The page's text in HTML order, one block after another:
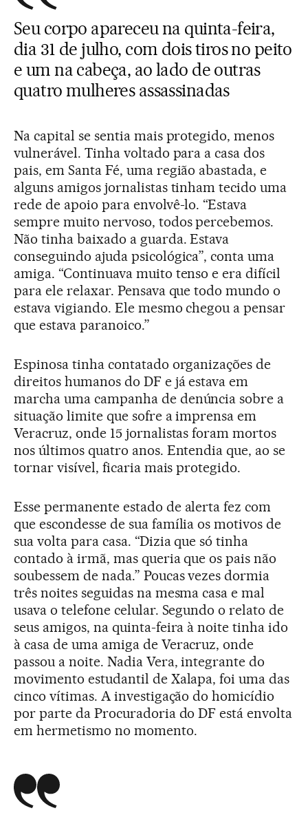
Seu corpo apareceu na quinta-feira,
dia 31 de julho, com dois tiros no peito
e um na cabeça, ao lado de outras
quatro mulheres assassinadas
Na capital se sentia mais protegido, menos
vulnerável. Tinha voltado para a casa dos
pais, em Santa Fé, uma região abastada, e
alguns amigos jornalistas tinham tecido uma
rede de apoio para envolvê-lo. “Estava
sempre muito nervoso, todos percebemos.
Não tinha baixado a guarda. Estava
conseguindo ajuda psicológica”, conta uma
amiga. “Continuava muito tenso e era difícil
para ele relaxar. Pensava que todo mundo o
estava vigiando. Ele mesmo chegou a pensar
que estava paranoico.”
Espinosa tinha contatado organizações de
direitos humanos do DF e já estava em
marcha uma campanha de denúncia sobre a
situação limite que sofre a imprensa em
Veracruz, onde 15 jornalistas foram mortos
nos últimos quatro anos. Entendia que, ao se
tornar visível, ficaria mais protegido.
Esse permanente estado de alerta fez com
que escondesse de sua família os motivos de
sua volta para casa. “Dizia que só tinha
contado à irmã, mas queria que os pais não
soubessem de nada.” Poucas vezes dormia
três noites seguidas na mesma casa e mal
usava o telefone celular. Segundo o relato de
seus amigos, na quinta-feira à noite tinha ido
à casa de uma amiga de Veracruz, onde
passou a noite. Nadia Vera, integrante do
movimento estudantil de Xalapa, foi uma das
cinco vítimas. A investigação do homicídio
por parte da Procuradoria do DF está envolta
em hermetismo no momento.